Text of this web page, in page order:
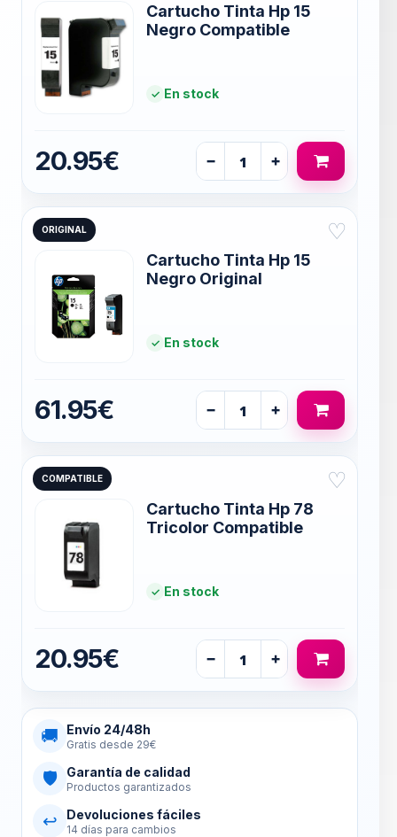
Cartucho Tinta Hp 15
Negro Compatible
En stock
20.95€ − +
ORIGINAL ♡
Cartucho Tinta Hp 15
Negro Original
En stock
61.95€ − +
COMPATIBLE ♡
Cartucho Tinta Hp 78
Tricolor Compatible
En stock
20.95€ − +
🚚 Envío 24/48h
Gratis desde 29€
🛡 Garantía de calidad
Productos garantizados
↩ Devoluciones fáciles
14 días para cambios